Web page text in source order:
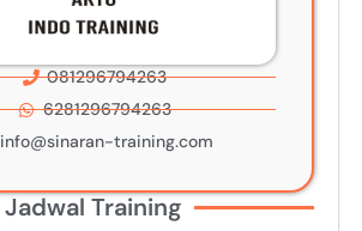
081296794263
6281296794263
info@sinaran-training.com
Jadwal Training